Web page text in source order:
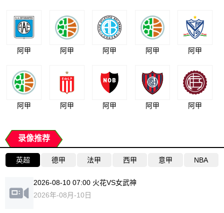
阿甲 阿甲 阿甲 阿甲 阿甲
阿甲 阿甲 阿甲 阿甲 阿甲
录像推荐
英超 德甲 法甲 西甲 意甲 NBA
2026-08-10 07:00 火花VS女武神
2026年-08月-10日